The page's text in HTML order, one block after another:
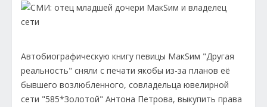
Автобиографическую книгу певицы МакSим "Другая
реальность" сняли с печати якобы из-за планов её
бывшего возлюбленного, совладельца ювелирной
сети "585*Золотой" Антона Петрова, выкупить права